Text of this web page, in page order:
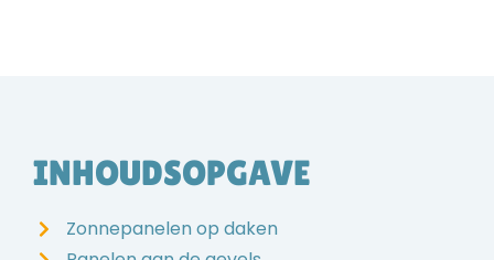
INHOUDSOPGAVE
Zonnepanelen op daken